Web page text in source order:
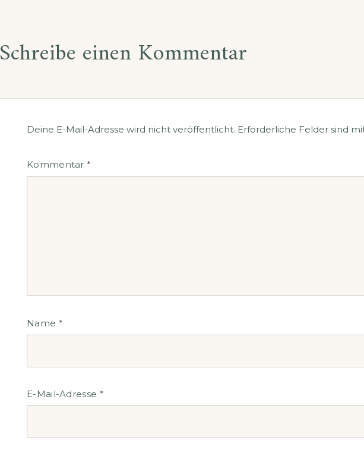
Schreibe einen Kommentar
Deine E-Mail-Adresse wird nicht veröffentlicht. Erforderliche Felder sind
Kommentar*
Name *
E-Mail-Adresse *